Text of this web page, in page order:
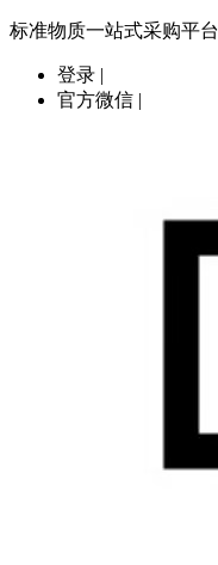
标准物质一站式采购平台
登录 |
官方微信 |